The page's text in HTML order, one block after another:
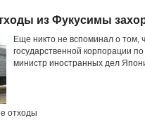
из Фукусимы
Еще никто не вспоминал о том,
государственной корпорации
министр иностранных дел
отходы